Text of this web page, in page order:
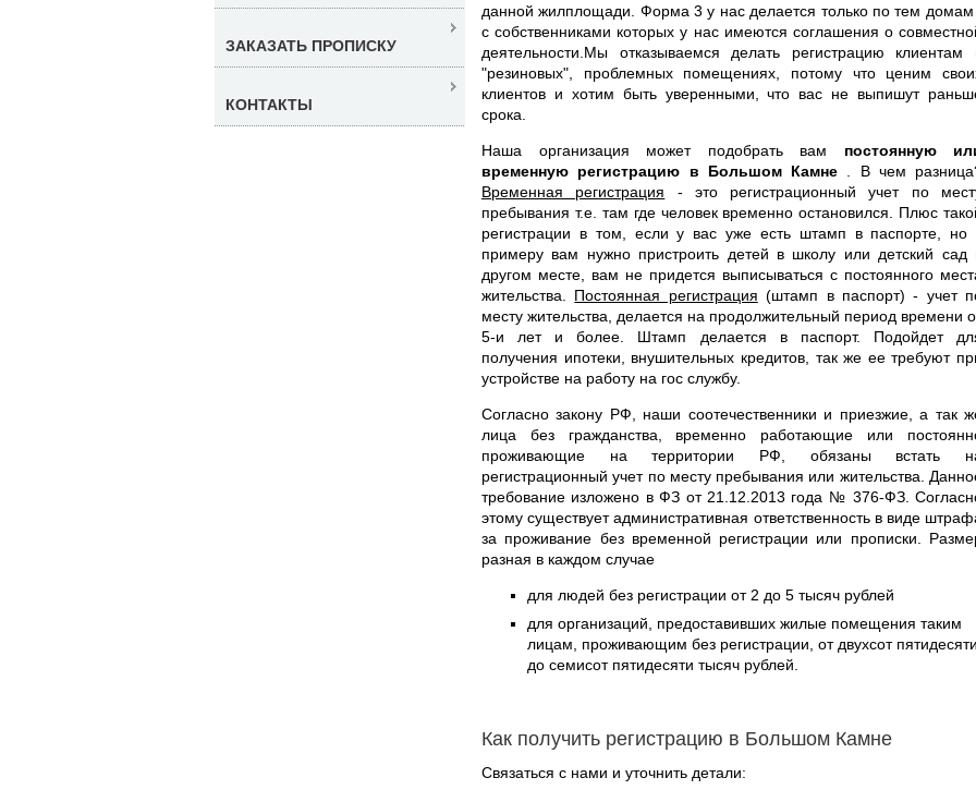
данной жилплощади. Форма 3 у нас делается только по тем домам ,
с собственниками которых у нас имеются соглашения о
деятельности.Мы отказываемся делать регистрацию клиентам
"резиновых", проблемных помещениях, потому что ценим
клиентов и хотим быть уверенными, что вас не выпишут
срока.
Наша организация может подобрать вам постоянную
временную регистрацию в Большом Камне
. В чем
Временная регистрация - это регистрационный учет по
пребывания т.е. там где человек временно остановился. Плюс
регистрации в том, если у вас уже есть штамп в паспорте, но
примеру вам нужно пристроить детей в школу или детский сад
другом месте, вам не придется выписываться с постоянного
жительства. Постоянная регистрация (штамп в паспорт) - учет
месту жительства, делается на продолжительный период времени
5-и лет и более. Штамп делается в паспорт. Подойдет
получения ипотеки, внушительных кредитов, так же ее требуют
устройстве на работу на гос службу.
Согласно закону РФ, наши соотечественники и приезжие, а так
лица без гражданства, временно работающие или
проживающие на территории РФ, обязаны встать
регистрационный учет по месту пребывания или жительства.
требование изложено в ФЗ от 21.12.2013 года № 376-ФЗ.
этому существует административная ответственность в виде
за проживание без временной регистрации или прописки.
разная в каждом случае
для людей без регистрации от 2 до 5 тысяч рублей
для организаций, предоставивших жилые помещения таким
лицам, проживающим без регистрации, от двухсот пятидесяти
до семисот пятидесяти тысяч рублей.
Как получить регистрацию в Большом Камне
Связаться с нами и уточнить детали:
ЗАКАЗАТЬ ПРОПИСКУ
КОНТАКТЫ